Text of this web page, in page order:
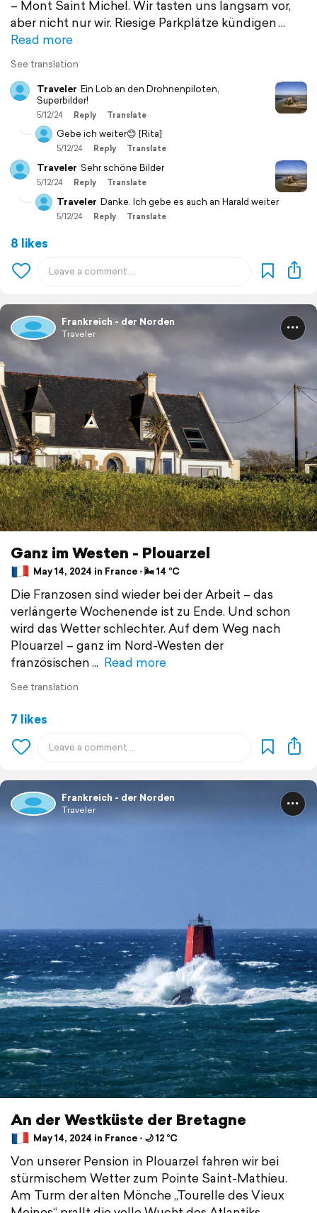
– Mont Saint Michel. Wir tasten uns langsam vor,
aber nicht nur wir. Riesige Parkplätze kündigen
Read more
See translation
Traveler Ein Lob an den Drohnenpiloten,
Superbilder!
5/12/24 Reply Translate
Gebe ich weiter😊 [Rita]
5/12/24 Reply Translate
Traveler Sehr schöne Bilder
5/12/24 Reply Translate
Traveler Danke. Ich gebe es auch an Harald weiter
5/12/24 Reply Translate
8 likes
Frankreich - der Norden
Traveler
Ganz im Westen - Plouarzel
May 14, 2024 in France ⋅ 🌬 14 °C
Die Franzosen sind wieder bei der Arbeit – das
verlängerte Wochenende ist zu Ende. Und schon
wird das Wetter schlechter. Auf dem Weg nach
Plouarzel – ganz im Nord-Westen der
französischen
Read more
See translation
7 likes
Frankreich - der Norden
Traveler
An der Westküste der Bretagne
May 14, 2024 in France ⋅ 🌙 12 °C
Von unserer Pension in Plouarzel fahren wir bei
stürmischem Wetter zum Pointe Saint-Mathieu.
Am Turm der alten Mönche „Tourelle des Vieux